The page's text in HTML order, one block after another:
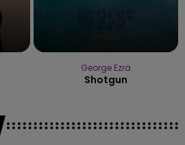
George Ezra
Shotgun